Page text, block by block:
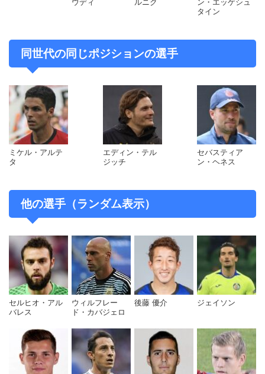
ったが、アウェーゴールの差で辛くも残留を果たした。7
引用元：wikipedia
タイン
同世代の同じポジションの選手
ミケル・アルテ
タ
エディン・テル
ジッチ
セバスティア
ン・ヘネス
他の選手（ランダム表示）
セルヒオ・アル
バレス
ウィルフレー
ド・カバジェロ
後藤 優介 ジェイソン